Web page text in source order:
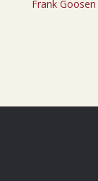
Frank Goosen